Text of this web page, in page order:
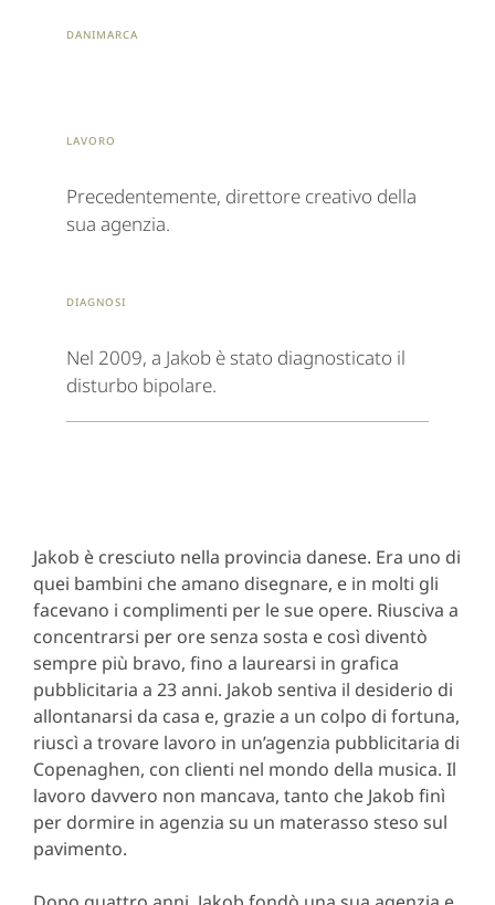
Danimarca
Lavoro
Precedentemente, direttore creativo della
sua agenzia.
Diagnosi
Nel 2009, a Jakob è stato diagnosticato il
disturbo bipolare.
Jakob è cresciuto nella provincia danese. Era uno di
quei bambini che amano disegnare, e in molti gli
facevano i complimenti per le sue opere. Riusciva a
concentrarsi per ore senza sosta e così diventò
sempre più bravo, fino a laurearsi in grafica
pubblicitaria a 23 anni. Jakob sentiva il desiderio di
allontanarsi da casa e, grazie a un colpo di fortuna,
riuscì a trovare lavoro in un’agenzia pubblicitaria di
Copenaghen, con clienti nel mondo della musica. Il
lavoro davvero non mancava, tanto che Jakob finì
per dormire in agenzia su un materasso steso sul
pavimento.